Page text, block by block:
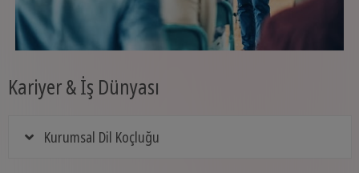
Kariyer & İş Dünyası
Kurumsal Dil Koçluğu